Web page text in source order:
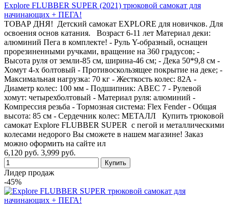
Explore FLUBBER SUPER (2021) трюковой самокат для
начинающих + ПЕГА!
ТОВАР ДНЯ! Детский самокат EXPLORE для новичков. Для
освоения основ катания. Возраст 6-11 лет Материал деки:
алюминий Пега в комплекте! - Руль Y-образный, оснащен
прорезиненными ручками, вращение на 360 градусов; -
Высота руля от земли-85 см, ширина-46 см; - Дека 50*9,8 см -
Хомут 4-х болтовый - Противоскользящее покрытие на деке; -
Максимальная нагрузка: 70 кг - Жесткость колес: 82А -
Диаметр колес: 100 мм - Подшипник: ABEC 7 - Рулевой
хомут: четырехболтовый - Материал руля: алюминий -
Компрессия резьба - Тормозная система: Flex Fender - Общая
высота: 85 см - Сердечник колес: МЕТАЛЛ Купить трюковой
самокат Explore FLUBBER SUPER с пегой и металлическими
колесами недорого Вы сможете в нашем магазине! Заказ
можно оформить на сайте ил
6,120 руб. 3,999 руб.
Лидер продаж
-45%